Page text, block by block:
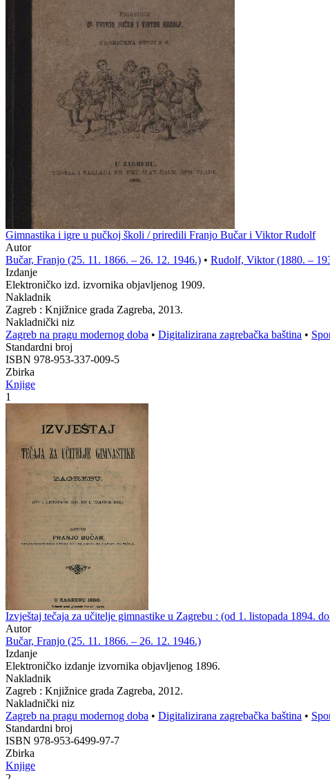
Gimnastika i igre u pučkoj školi / priredili Franjo Bučar i Viktor Rudolf
Autor
Bučar, Franjo (25. 11. 1866. – 26. 12. 1946.) • Rudolf, Viktor (1880. –
Izdanje
Elektroničko izd. izvornika objavljenog 1909.
Nakladnik
Zagreb : Knjižnice grada Zagreba, 2013.
Nakladnički niz
Zagreb na pragu modernog doba • Digitalizirana zagrebačka baština •
Standardni broj
ISBN 978-953-337-009-5
Zbirka
Knjige
1
Izvještaj tečaja za učitelje gimnastike u Zagrebu : (od 1. listopada 1894.
Autor
Bučar, Franjo (25. 11. 1866. – 26. 12. 1946.)
Izdanje
Elektroničko izdanje izvornika objavljenog 1896.
Nakladnik
Zagreb : Knjižnice grada Zagreba, 2012.
Nakladnički niz
Zagreb na pragu modernog doba • Digitalizirana zagrebačka baština •
Standardni broj
ISBN 978-953-6499-97-7
Zbirka
Knjige